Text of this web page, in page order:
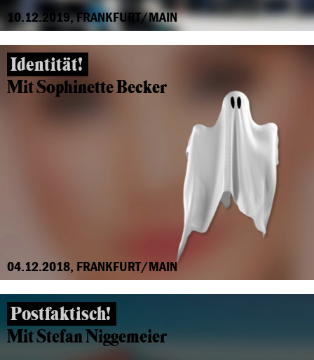
10.12.2019, FRANKFURT/MAIN
Identität!
Mit Sophinette Becker
04.12.2018, FRANKFURT/MAIN
Postfaktisch!
Mit Stefan Niggemeier